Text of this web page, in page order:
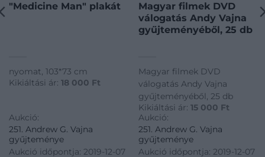
"Medicine Man" plakát
nyomat, 103*73 cm
Kikiáltási ár: 18 000 Ft
Aukció:
251. Andrew G. Vajna
gyűjteménye
Aukció időpontja: 2019-12-07
Magyar filmek DVD
válogatás Andy Vajna
gyűjteményéből, 25 db
Magyar filmek DVD
válogatás Andy Vajna
gyűjteményéből, 25 db
Kikiáltási ár: 15 000 Ft
Aukció:
251. Andrew G. Vajna
gyűjteménye
Aukció időpontja: 2019-12-07